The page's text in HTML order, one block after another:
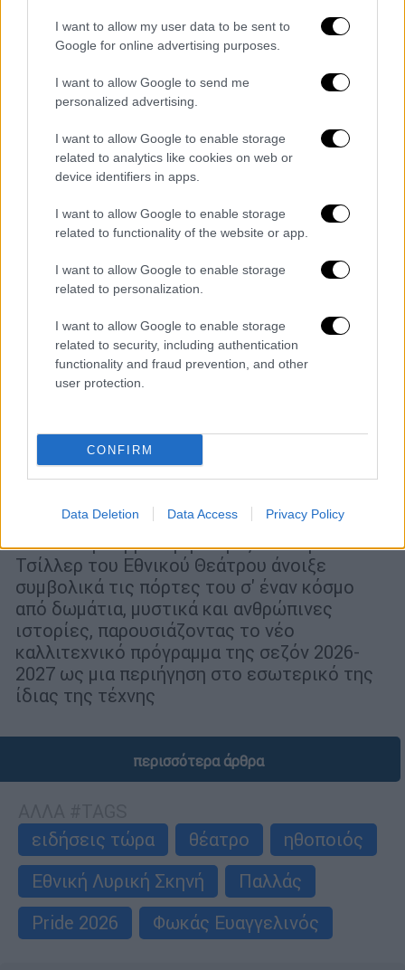
I want to allow my user data to be sent to
Google for online advertising purposes.
I want to allow Google to send me
personalized advertising.
I want to allow Google to enable storage
related to analytics like cookies on web or
device identifiers in apps.
I want to allow Google to enable storage
related to functionality of the website or app.
I want to allow Google to enable storage
related to personalization.
I want to allow Google to enable storage
related to security, including authentication
functionality and fraud prevention, and other
user protection.
CONFIRM
Data Deletion Data Access Privacy Policy
Η εισαγγελέας επεσήμανε πως η παράσταση
των Δικηγορικών Συλλόγων γίνεται δεκτή
ασφαλείς των συγκοινωνιών
Τρία διαφορετικά κλειδιά
«ξεκλειδώνουν» τη νέα θεατρική σεζόν
παραγωγές
Μέσα σε μια βροχερή Αθήνα, το κτίριο
Τσίλλερ του Εθνικού Θεάτρου άνοιξε
συμβολικά τις πόρτες του σ' έναν κόσμο
από δωμάτια, μυστικά και ανθρώπινες
ιστορίες, παρουσιάζοντας το νέο
καλλιτεχνικό πρόγραμμα της σεζόν 2026-
2027 ως μια περιήγηση στο εσωτερικό της
ίδιας της τέχνης
περισσότερα άρθρα
ειδήσεις τώρα
θέατρο
ηθοποιός
Εθνική Λυρική Σκηνή
Παλλάς
Pride 2026
Φωκάς Ευαγγελινός